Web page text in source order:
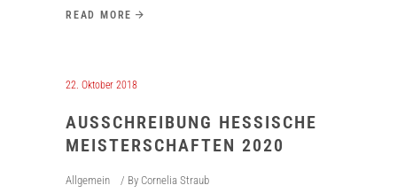
READ MORE
22. Oktober 2018
AUSSCHREIBUNG HESSISCHE
MEISTERSCHAFTEN 2020
Allgemein By Cornelia Straub